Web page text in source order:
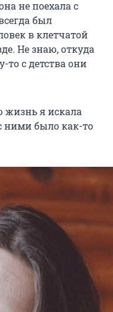
не поехала с
был
в клетчатой
Не знаю, откуда
то с детства они
жизнь я искала
ними было как-то